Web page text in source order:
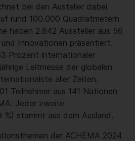
bei den Austeller dabei
rund 100.000 Quadratmetern
haben 2.842 Aussteller aus 56
Innovationen präsentiert.
Prozent internationaler
Leitmesse der globalen
aller Zeiten.
Teilnehmer aus 141 Nationen
Jeder zweite
%) stammt aus dem Ausland.
der ACHEMA 2024